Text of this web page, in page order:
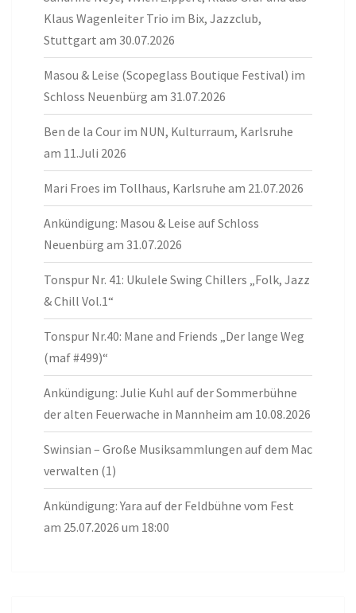
Klaus Wagenleiter Trio im Bix, Jazzclub,
Stuttgart am 30.07.2026
Masou & Leise (Scopeglass Boutique Festival) im
Schloss Neuenbürg am 31.07.2026
Ben de la Cour im NUN, Kulturraum, Karlsruhe
am 11.Juli 2026
Mari Froes im Tollhaus, Karlsruhe am 21.07.2026
Ankündigung: Masou & Leise auf Schloss
Neuenbürg am 31.07.2026
Tonspur Nr. 41: Ukulele Swing Chillers „Folk, Jazz
& Chill Vol.1“
Tonspur Nr.40: Mane and Friends „Der lange Weg
(maf #499)“
Ankündigung: Julie Kuhl auf der Sommerbühne
der alten Feuerwache in Mannheim am 10.08.2026
Swinsian – Große Musiksammlungen auf dem Mac
verwalten (1)
Ankündigung: Yara auf der Feldbühne vom Fest
am 25.07.2026 um 18:00